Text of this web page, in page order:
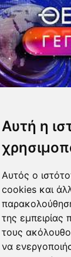
Αυτή η
Αυτός ο
cookies και
της εμπειρίας
τους
να
| Όροι
|